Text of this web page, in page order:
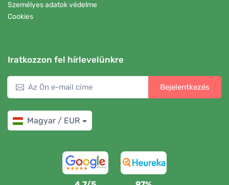
Személyes adatok védelme
Cookies
Iratkozzon fel hírlevelünkre
Bejelentkezés
Magyar / EUR